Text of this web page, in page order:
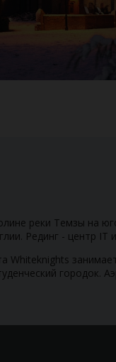
реки Темзы на
Рединг - центр
Whiteknights
городок.